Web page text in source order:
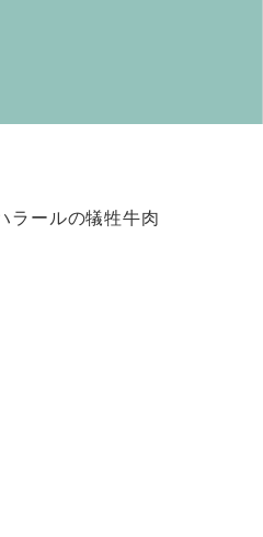
ラールの犠牲牛肉